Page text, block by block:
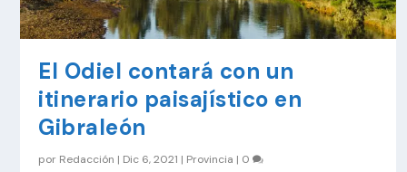
El Odiel contará con un
itinerario paisajístico en
Gibraleón
por Redacción | Dic 6, 2021 | Provincia | 0